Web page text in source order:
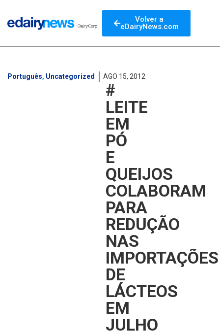
Volver a
eDairyNews.com
Português, Uncategorized AGO 15, 2012
#
LEITE
EM
PÓ
E
QUEIJOS
COLABORAM
PARA
REDUÇÃO
NAS
IMPORTAÇÕES
DE
LÁCTEOS
EM
JULHO